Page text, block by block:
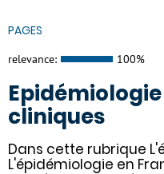
PAGES
relevance: 100%
cliniques
Dans cette rubrique
L'épidémiologie en